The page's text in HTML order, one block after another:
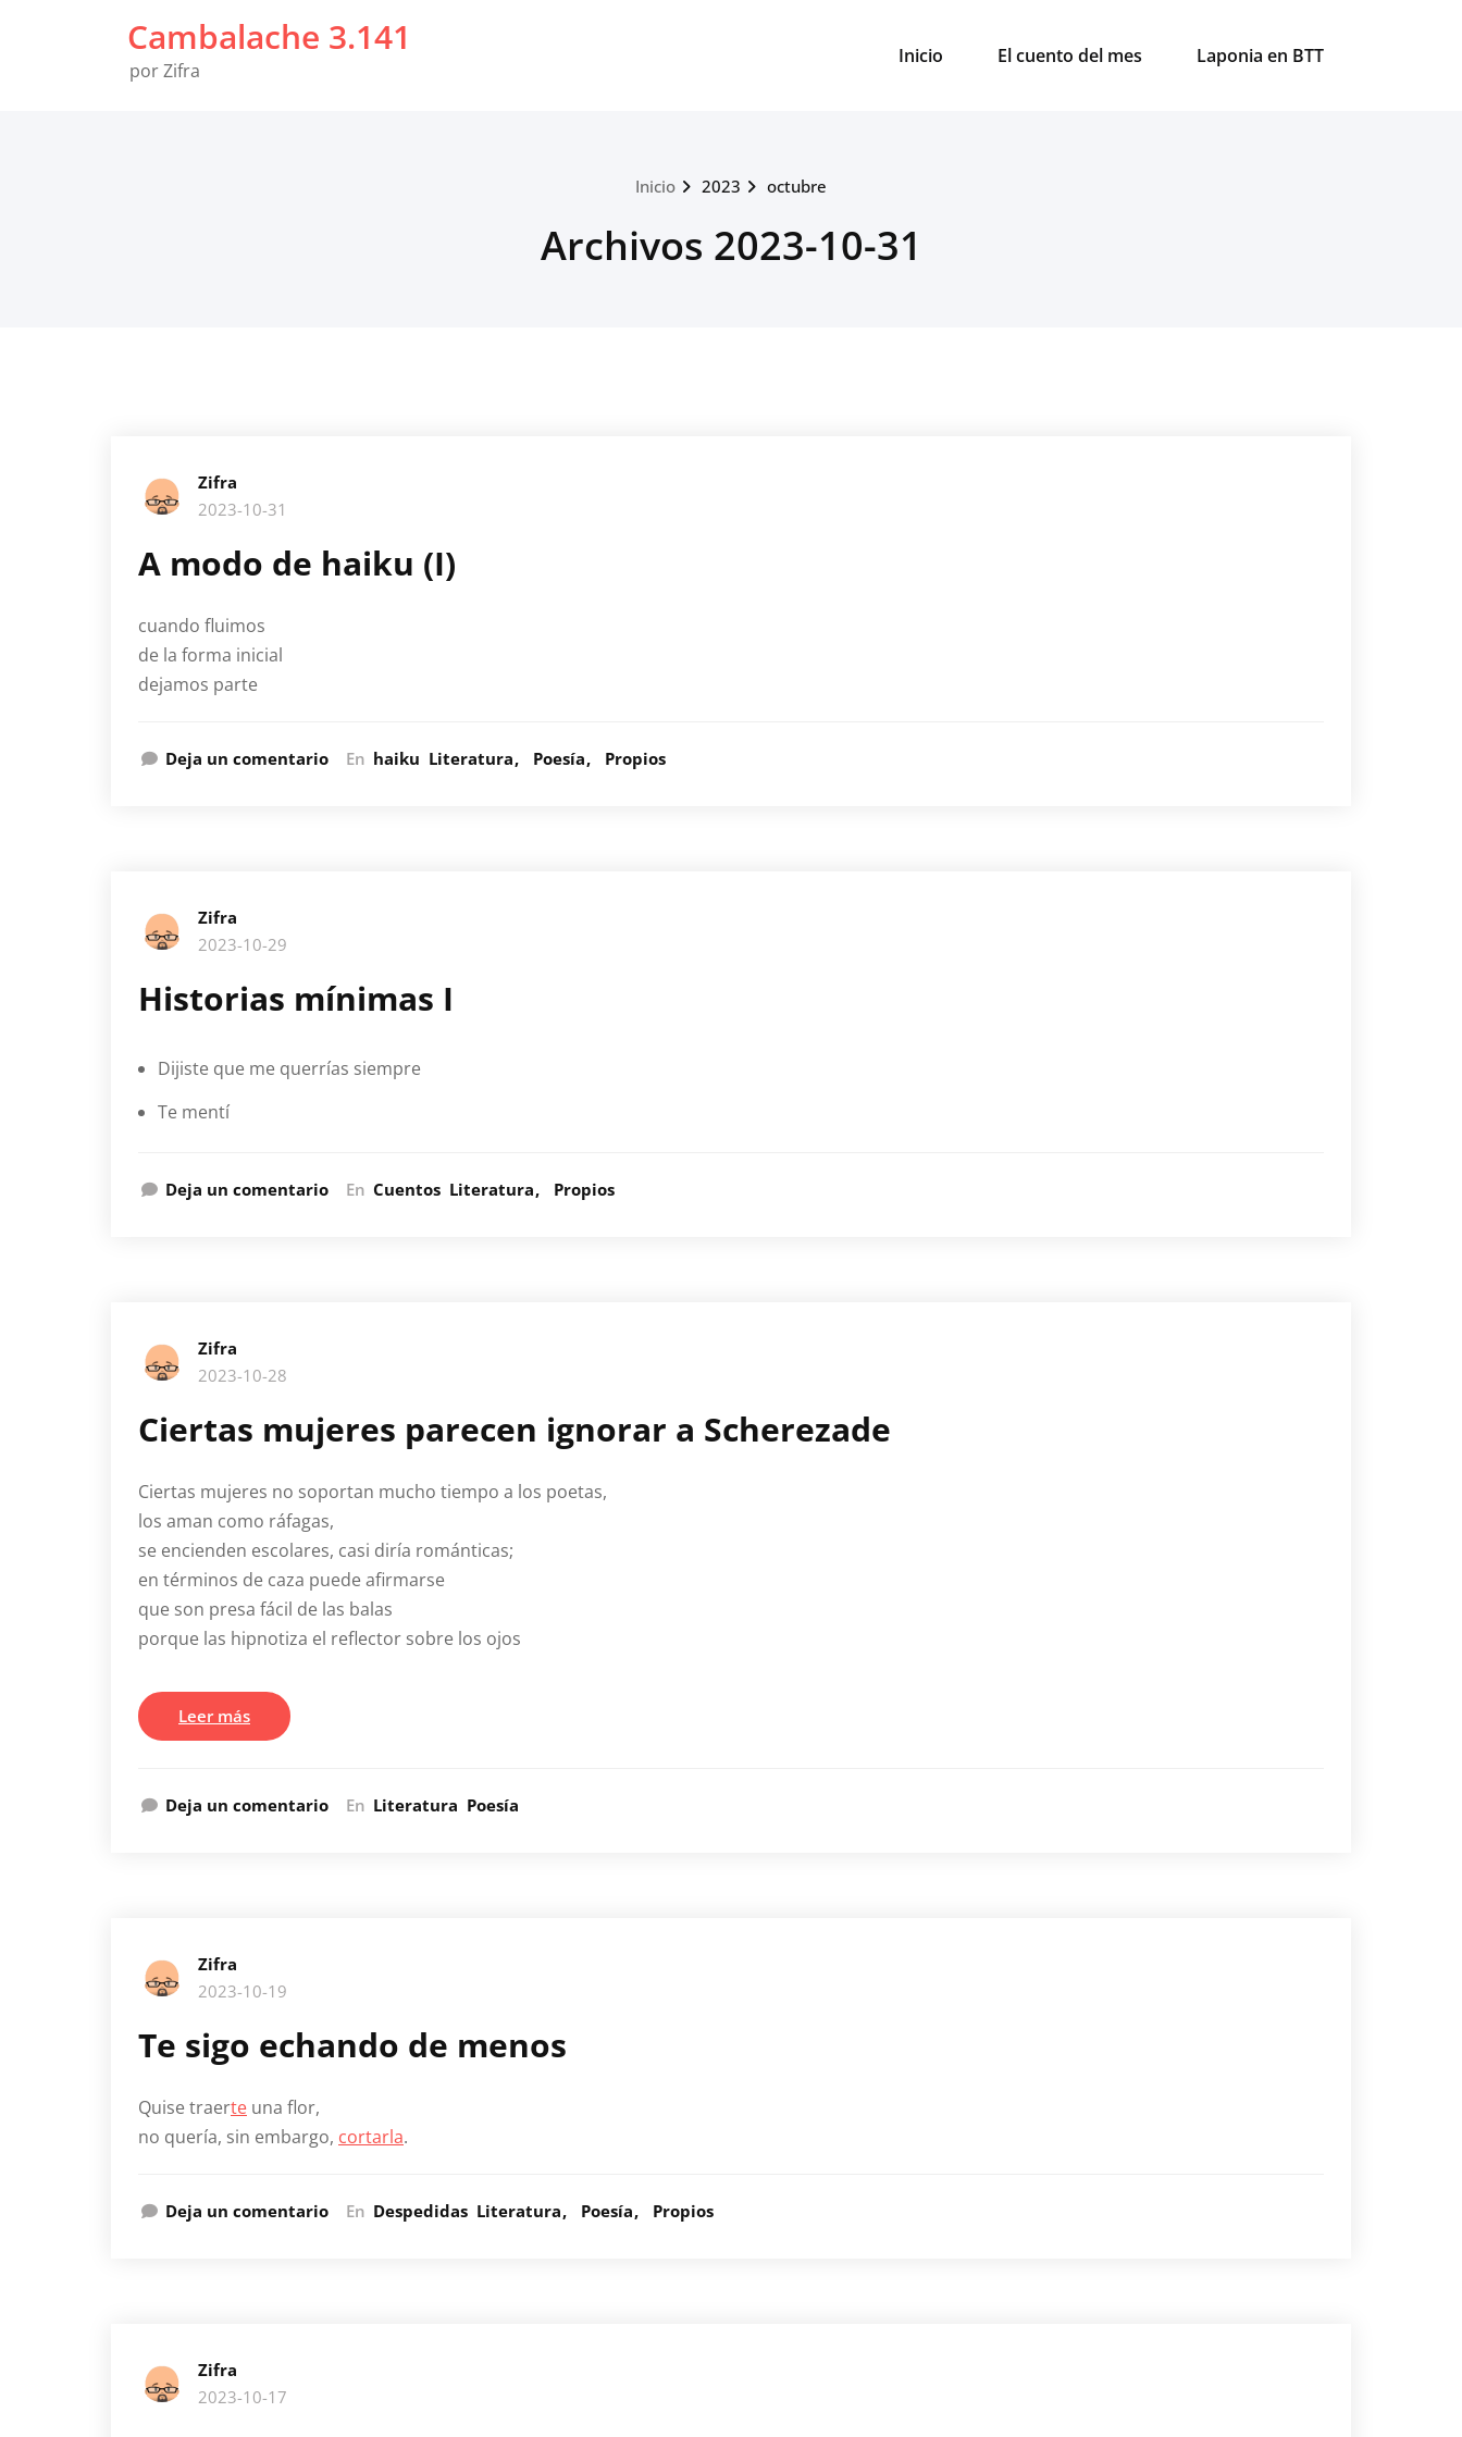
Cambalache 3.141
por Zifra
Inicio El cuento del mes Laponia en BTT
Inicio 2023 octubre
Archivos 2023-10-31
Zifra
2023-10-31
A modo de haiku (I)
cuando fluimos
de la forma inicial
dejamos parte
Deja un comentario En haiku Literatura Poesía Propios
Zifra
2023-10-29
Historias mínimas I
Dijiste que me querrías siempre
Te mentí
Deja un comentario En Cuentos Literatura Propios
Zifra
2023-10-28
Ciertas mujeres parecen ignorar a Scherezade
Ciertas mujeres no soportan mucho tiempo a los poetas,
los aman como ráfagas,
se encienden escolares, casi diría románticas;
en términos de caza puede afirmarse
que son presa fácil de las balas
porque las hipnotiza el reflector sobre los ojos
Leer más
Deja un comentario En Literatura Poesía
Zifra
2023-10-19
Te sigo echando de menos
Quise traerte una flor,
no quería, sin embargo, cortarla.
Deja un comentario En Despedidas Literatura Poesía Propios
Zifra
2023-10-17